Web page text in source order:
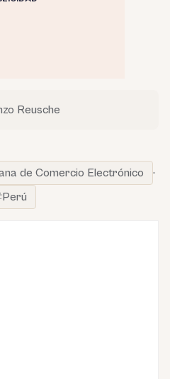
Reusche
de Comercio Electrónico
·
Perú